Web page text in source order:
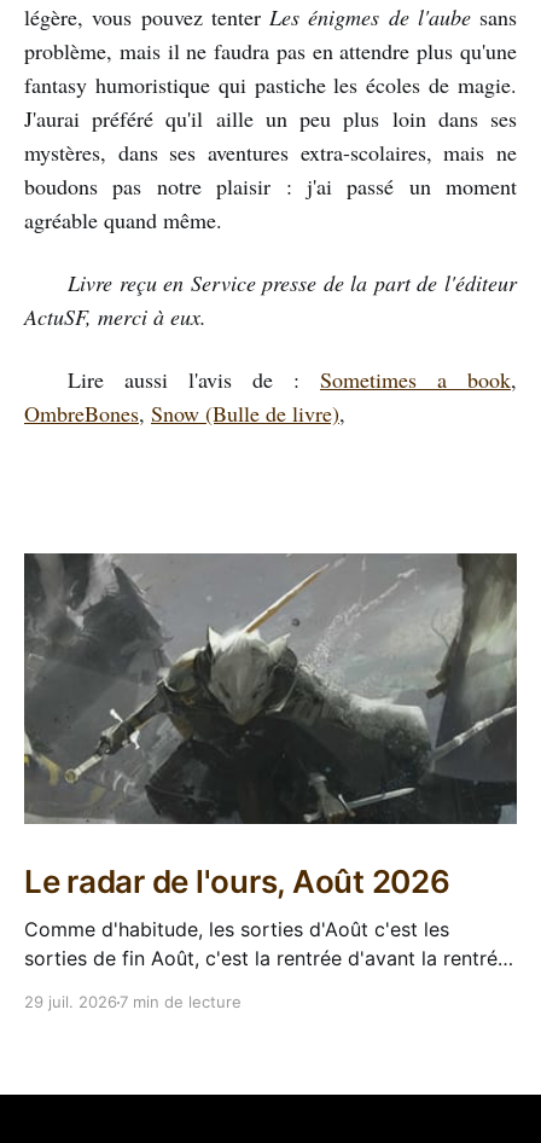
légère, vous pouvez tenter Les énigmes de l'aubesans
problème, mais il ne faudra pas en attendre plus qu'une
fantasy humoristique qui pastiche les écoles de magie.
J'aurai préféré qu'il aille un peu plus loin dans ses
mystères, dans ses aventures extra-scolaires, mais ne
boudons pas notre plaisir : j'ai passé un moment
agréable quand même.
Livre reçu en Service presse de la part de l'éditeur
ActuSF, merci à eux.
Lire aussi l'avis de : Sometimes a book,
OmbreBones, Snow (Bulle de livre),
Le radar de l'ours, Août 2026
Comme d'habitude, les sorties d'Août c'est les
sorties de fin Août, c'est la rentrée d'avant la rentrée,
29 juil. 2026 7 min de lecture